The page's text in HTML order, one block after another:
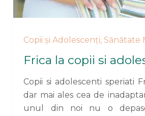
Copii și Adolescenți,Sănătate
Frica la copii si
Copii si adolescenti speriati
dar mai ales cea de
unul din noi nu o